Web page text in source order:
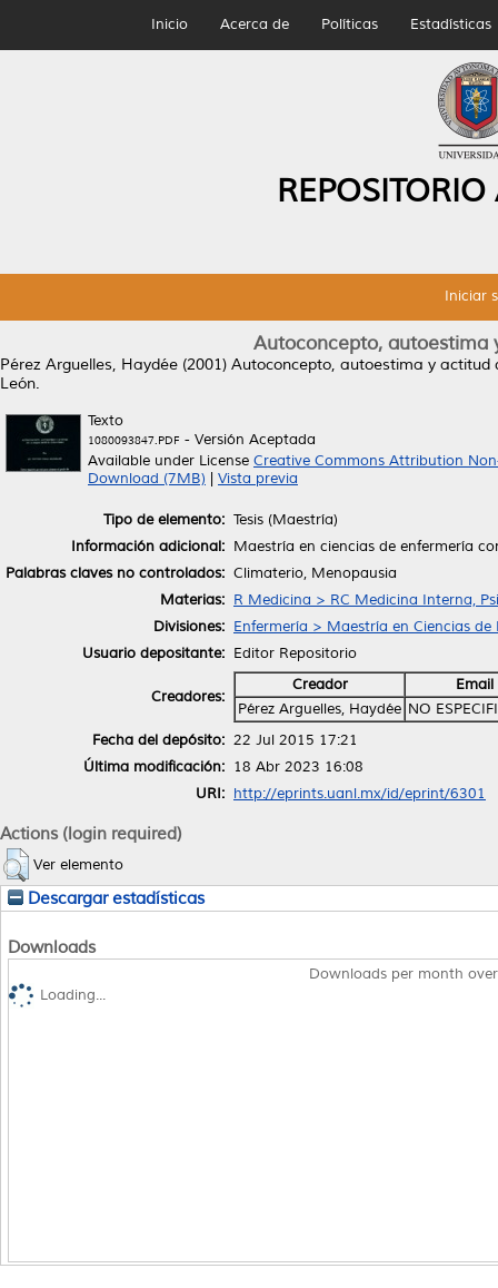
Inicio Acerca de Políticas Estadísticas
Iniciar
Autoconcepto,
Pérez Arguelles, Haydée (2001) Autoconcepto, autoestima y actitud
León.
Texto
1080093847.PDF - Versión Aceptada
Available under License Creative Commons Attribution
Download (7MB)
Vista previa
Tipo de elemento: Tesis (Maestría)
Información adicional: Maestría en ciencias de enfermería
Palabras claves no controlados: Climaterio, Menopausia
Materias: R Medicina > RC Medicina Interna,
Divisiones: Enfermería > Maestría en Ciencias de
Usuario depositante: Editor Repositorio
Creadores:
Creador
Email
Pérez Arguelles, Haydée NO
Fecha del depósito: 22 Jul 2015 17:21
Última modificación: 18 Abr 2023 16:08
URI: http://eprints.uanl.mx/id/eprint/6301
Actions (login required)
Ver elemento
Descargar estadísticas
Downloads
Downloads per month
Loading...